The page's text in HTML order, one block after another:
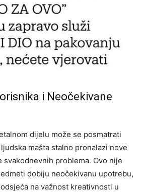
i Neočekivane
dijelu može se posmatrati
mašta stalno pronalazi nove
svakodnevnih problema. Ovo nije
dobiju neočekivanu upotrebu,
na važnost kreativnosti u